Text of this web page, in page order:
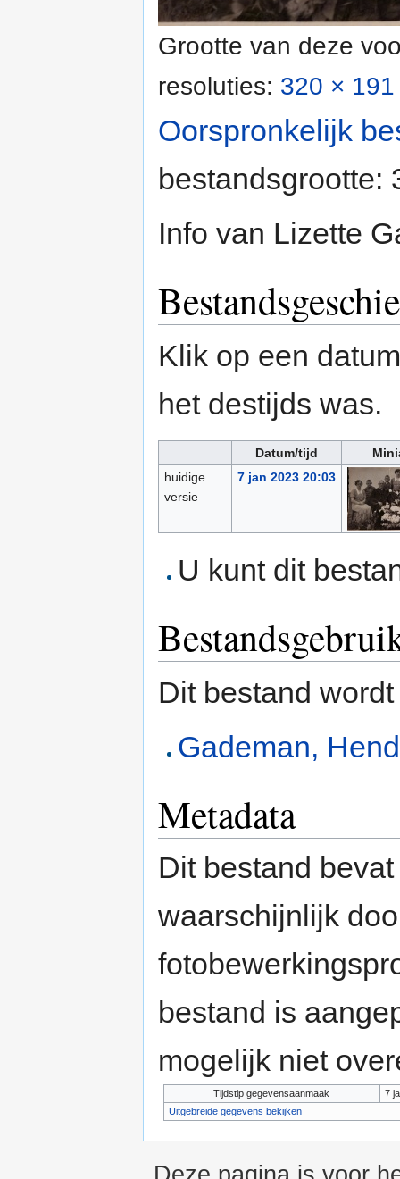
Grootte van deze
resoluties: 320 ×
Oorspronkelijk
bestandsgrootte:
Info van Lizette
Klik op een
het destijds was.
Datum/tijd
huidige
versie
7 jan 2023 20:03
U kunt dit
Dit bestand
Gademan,
Metadata
Dit bestand
waarschijnlijk
bestand is
mogelijk niet
Tijdstip gegevensaanmaak
7
Uitgebreide gegevens bekijken